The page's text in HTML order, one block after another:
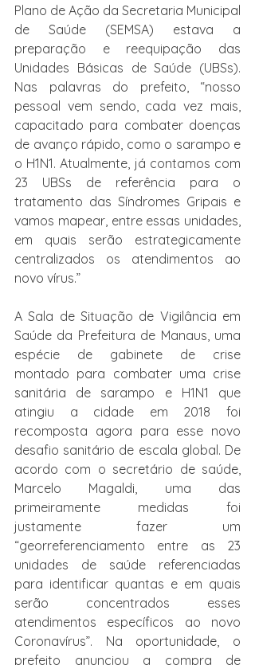
Plano de Ação da Secretaria Municipal
de Saúde (SEMSA) estava a
preparação e reequipação das
Unidades Básicas de Saúde (UBSs).
Nas palavras do prefeito, “nosso
pessoal vem sendo, cada vez mais,
capacitado para combater doenças
de avanço rápido, como o sarampo e
o H1N1. Atualmente, já contamos com
23 UBSs de referência para o
tratamento das Síndromes Gripais e
vamos mapear, entre essas unidades,
em quais serão estrategicamente
centralizados os atendimentos ao
novo vírus.”
A Sala de Situação de Vigilância em
Saúde da Prefeitura de Manaus, uma
espécie de gabinete de crise
montado para combater uma crise
sanitária de sarampo e H1N1 que
atingiu a cidade em 2018 foi
recomposta agora para esse novo
desafio sanitário de escala global. De
acordo com o secretário de saúde,
Marcelo Magaldi, uma das
primeiramente medidas foi
justamente fazer um
“georreferenciamento entre as 23
unidades de saúde referenciadas
para identificar quantas e em quais
serão concentrados esses
atendimentos específicos ao novo
Coronavírus”. Na oportunidade, o
prefeito anunciou a compra de